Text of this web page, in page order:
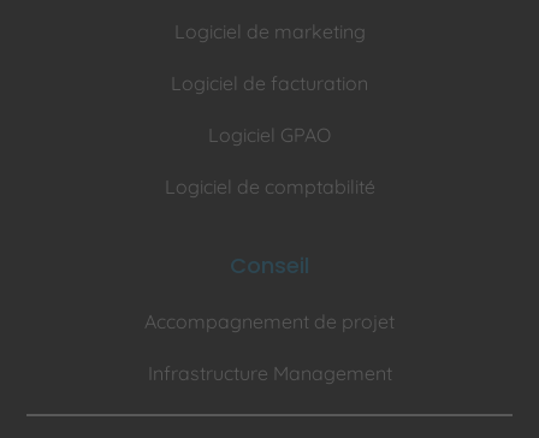
Logiciel de marketing
Logiciel de facturation
Logiciel GPAO
Logiciel de comptabilité
Conseil
Accompagnement de projet
Infrastructure Management